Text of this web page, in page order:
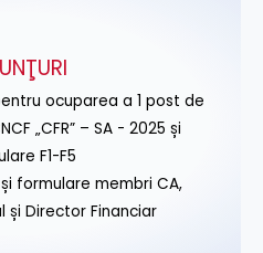
ocuparea a 1 post de
„CFR” – SA - 2025 și
F1-F5
formulare membri CA,
și Director Financiar